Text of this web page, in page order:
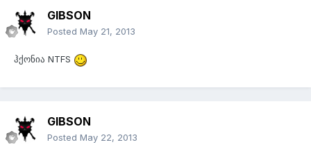
GIBSON
Posted May 21, 2013
ჰქონია NTFS
GIBSON
Posted May 22, 2013